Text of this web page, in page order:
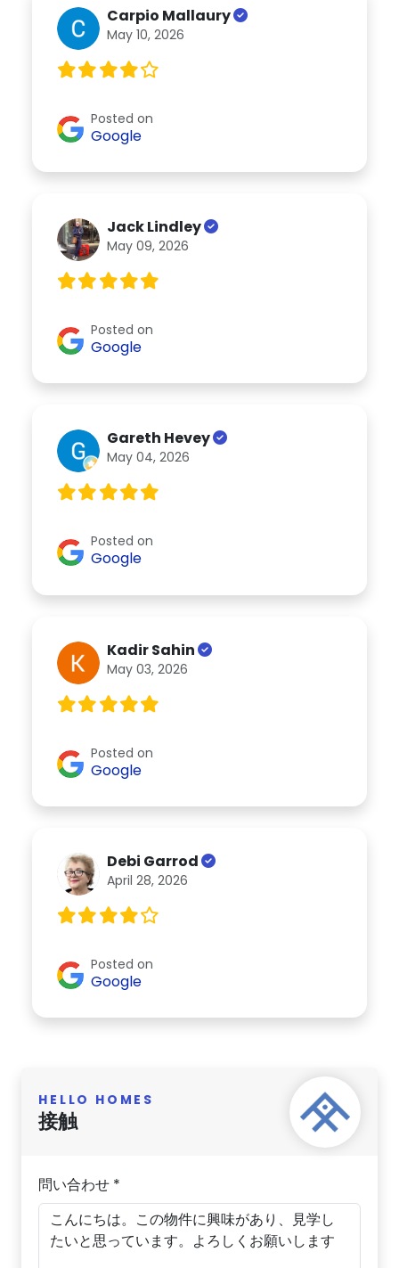
Carpio Mallaury
May 10, 2026
Posted on
Google
Jack Lindley
May 09, 2026
Posted on
Google
Gareth Hevey
May 04, 2026
Posted on
Google
Kadir Sahin
May 03, 2026
Posted on
Google
Debi Garrod
April 28, 2026
Posted on
Google
HELLO HOMES
接触
問い合わせ *